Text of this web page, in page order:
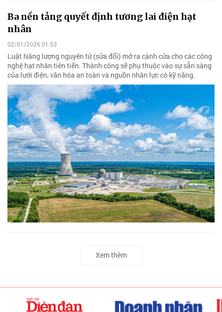
Ba nền tảng quyết định tương lai điện hạt
nhân
02/01/2026 01:53
Luật Năng lượng nguyên tử (sửa đổi) mở ra cánh cửa cho các công
nghệ hạt nhân tiên tiến. Thành công sẽ phụ thuộc vào sự sẵn sàng
của lưới điện, văn hóa an toàn và nguồn nhân lực có kỹ năng.
Xem thêm